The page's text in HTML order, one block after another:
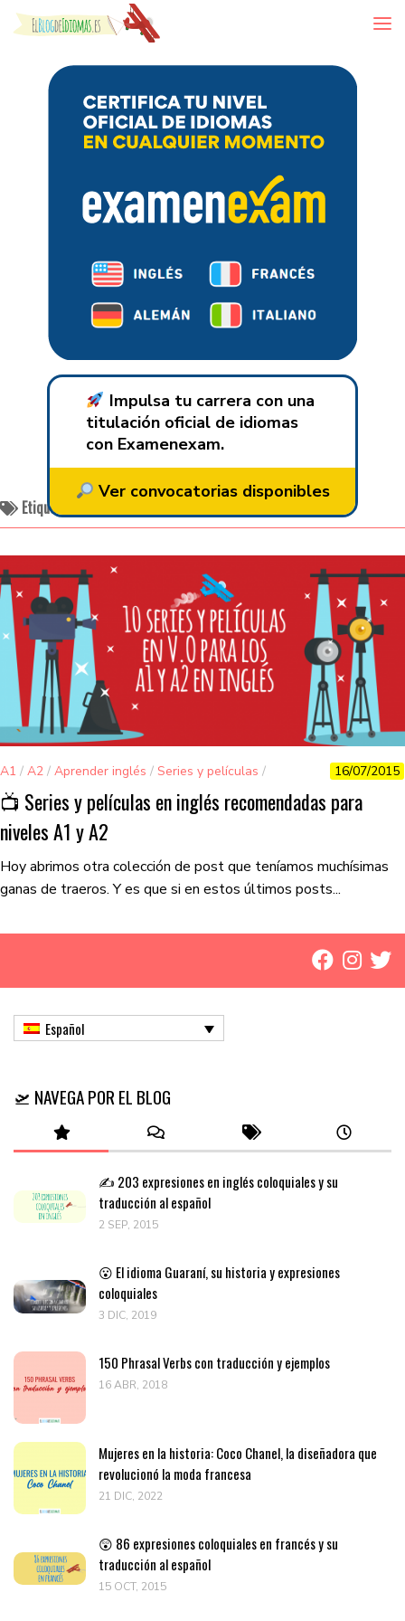
Skip to content
Impulsa tu carrera con una
titulación oficial de idiomas
con Examenexam.
Ver convocatorias disponibles
Etiquetado:
A1 / A2 / Aprender inglés / Series y películas /
Vocabulario
16/07/2015
📺 Series y películas en inglés recomendadas para
niveles A1 y A2
Hoy abrimos otra colección de post que teníamos muchísimas
ganas de traeros. Y es que si en estos últimos posts...
Español
🛫 NAVEGA POR EL BLOG
✍️ 203 expresiones en inglés coloquiales y su
traducción al español
2 SEP, 2015
😮 El idioma Guaraní, su historia y expresiones
coloquiales
3 DIC, 2019
150 Phrasal Verbs con traducción y ejemplos
16 ABR, 2018
Mujeres en la historia: Coco Chanel, la diseñadora que
revolucionó la moda francesa
21 DIC, 2022
😲 86 expresiones coloquiales en francés y su
traducción al español
15 OCT, 2015